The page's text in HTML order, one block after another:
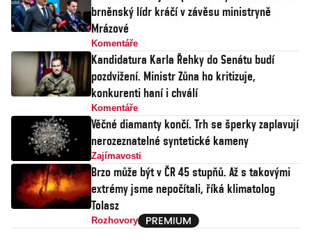
brněnský lídr kráčí v závěsu ministryně
Mrázové
Komentáře
Kandidatura Karla Řehky do Senátu budí
pozdvižení. Ministr Zůna ho kritizuje,
konkurenti haní i chválí
Komentáře
Věčné diamanty končí. Trh se šperky zaplavují
nerozeznatelné syntetické kameny
Zajímavosti
Brzo může být v ČR 45 stupňů. Až s takovými
extrémy jsme nepočítali, říká klimatolog
Tolasz
Rozhovory